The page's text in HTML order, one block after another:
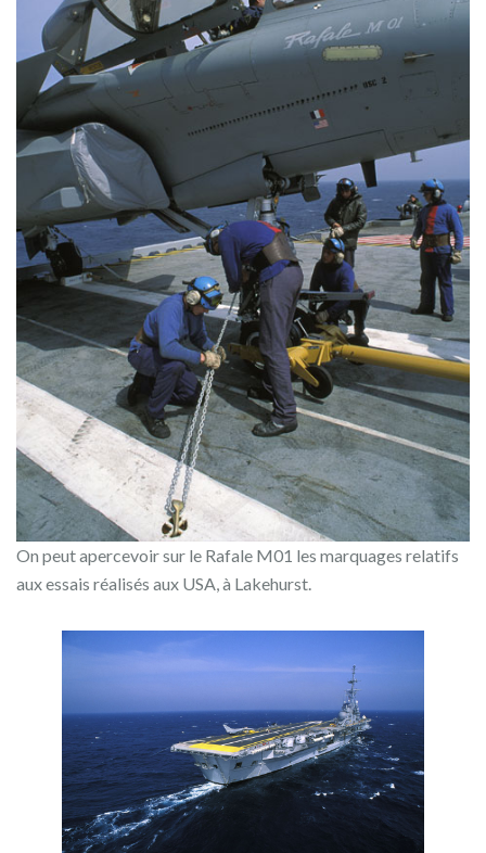
On peut apercevoir sur le Rafale M01 les marquages relatifs
aux essais réalisés aux USA, à Lakehurst.